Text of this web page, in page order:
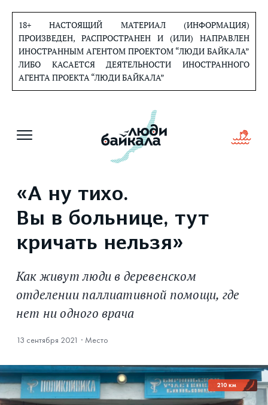
содержанию
18+ НАСТОЯЩИЙ МАТЕРИАЛ (ИНФОРМАЦИЯ)
ПРОИЗВЕДЕН, РАСПРОСТРАНЕН И (ИЛИ) НАПРАВЛЕН
ИНОСТРАННЫМ АГЕНТОМ ПРОЕКТОМ “ЛЮДИ БАЙКАЛА”
ЛИБО КАСАЕТСЯ ДЕЯТЕЛЬНОСТИ ИНОСТРАННОГО
АГЕНТА ПРОЕКТА “ЛЮДИ БАЙКАЛА”
«А ну тихо.
Вы в больнице, тут
кричать нельзя»
Как живут люди в деревенском
отделении паллиативной помощи, где
нет ни одного врача
13 сентября 2021 · Место
210 км